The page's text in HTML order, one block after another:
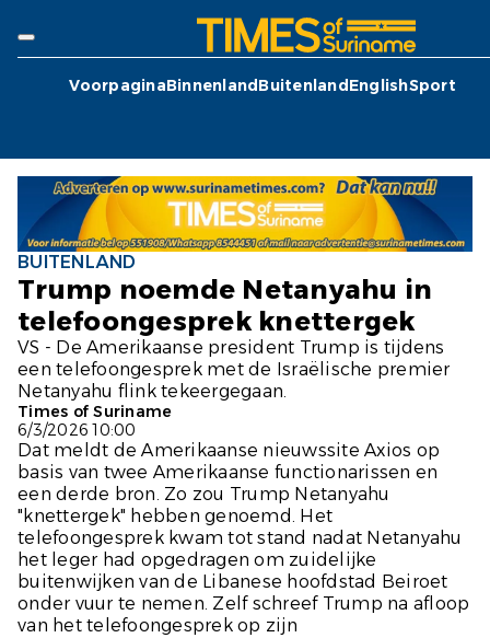
VoorpaginaBinnenlandBuitenlandEnglishSport
BUITENLAND
Trump noemde Netanyahu in
telefoongesprek knettergek
VS - De Amerikaanse president Trump is tijdens
een telefoongesprek met de Israëlische premier
Netanyahu flink tekeergegaan.
Times of Suriname
6/3/2026 10:00
Dat meldt de Amerikaanse nieuwssite Axios op
basis van twee Amerikaanse functionarissen en
een derde bron. Zo zou Trump Netanyahu
"knettergek" hebben genoemd. Het
telefoongesprek kwam tot stand nadat Netanyahu
het leger had opgedragen om zuidelijke
buitenwijken van de Libanese hoofdstad Beiroet
onder vuur te nemen. Zelf schreef Trump na afloop
van het telefoongesprek op zijn